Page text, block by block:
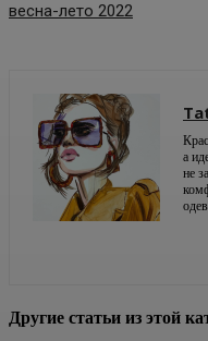
весна-лето 2022
а
не
Другие статьи из этой